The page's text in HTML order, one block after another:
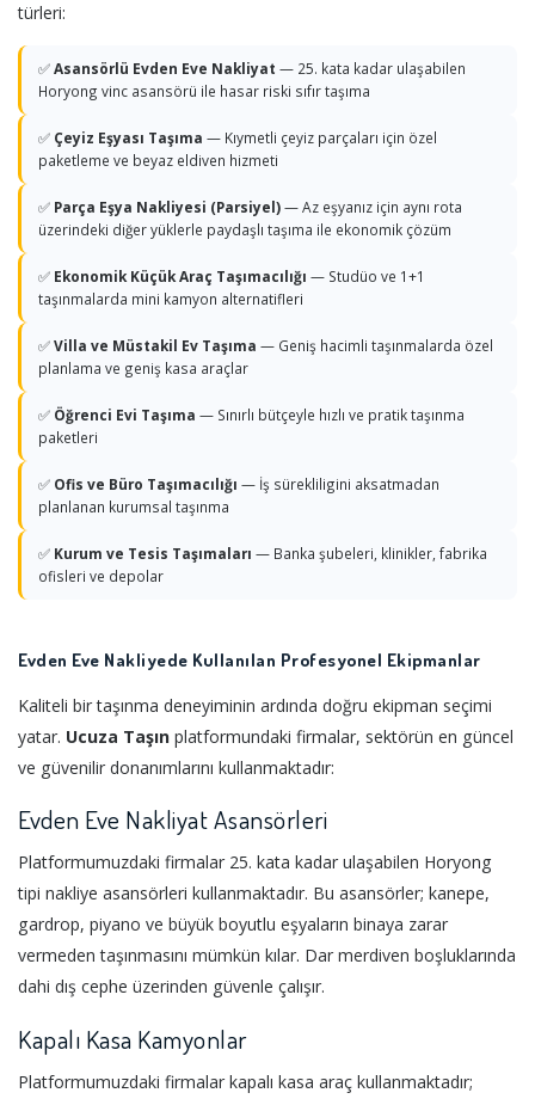
türleri:
✅Asansörlü Evden Eve Nakliyat — 25. kata kadar ulaşabilen
Horyong vinc asansörü ile hasar riski sıfır taşıma
✅ Çeyiz Eşyası Taşıma — Kıymetli çeyiz parçaları için özel
paketleme ve beyaz eldiven hizmeti
✅ Parça Eşya Nakliyesi (Parsiyel)— Az eşyanız için aynı rota
üzerindeki diğer yüklerle paydaşlı taşıma ile ekonomik çözüm
✅ Ekonomik Küçük Araç Taşımacılığı — Studüo ve 1+1
taşınmalarda mini kamyon alternatifleri
✅Villa ve Müstakil Ev Taşıma — Geniş hacimli taşınmalarda özel
planlama ve geniş kasa araçlar
✅ Öğrenci Evi Taşıma — Sınırlı bütçeyle hızlı ve pratik taşınma
paketleri
✅ Ofis ve Büro Taşımacılığı — İş sürekliligini aksatmadan
planlanan kurumsal taşınma
✅ Kurum ve Tesis Taşımaları — Banka şubeleri, klinikler, fabrika
ofisleri ve depolar
Evden Eve Nakliyede Kullanılan Profesyonel Ekipmanlar
Kaliteli bir taşınma deneyiminin ardında doğru ekipman seçimi
yatar. Ucuza Taşın platformundaki firmalar, sektörün en güncel
ve güvenilir donanımlarını kullanmaktadır:
Evden Eve Nakliyat Asansörleri
Platformumuzdaki firmalar 25. kata kadar ulaşabilen Horyong
tipi nakliye asansörleri kullanmaktadır. Bu asansörler; kanepe,
gardrop, piyano ve büyük boyutlu eşyaların binaya zarar
vermeden taşınmasını mümkün kılar. Dar merdiven boşluklarında
dahi dış cephe üzerinden güvenle çalışır.
Kapalı Kasa Kamyonlar
Platformumuzdaki firmalar kapalı kasa araç kullanmaktadır;